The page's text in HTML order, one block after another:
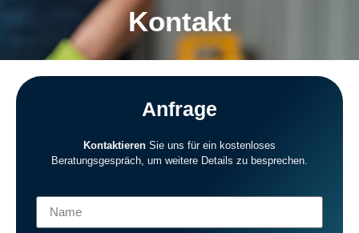
Kontakt
Anfrage
Kontaktieren Sie uns für ein kostenloses
Beratungsgespräch, um weitere Details zu besprechen.